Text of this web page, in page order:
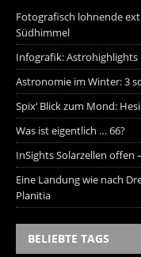
Fotografisch lohnende
Südhimmel
Infografik: Astrohighlights
Astronomie im Winter: 3
Spix‘ Blick zum Mond:
Was ist eigentlich … 66?
InSights Solarzellen offen
Eine Landung wie nach
Planitia
BELIEBTE TAGS